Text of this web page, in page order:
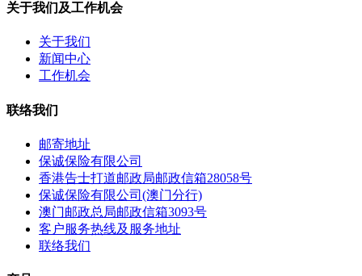
关于我们及工作机会
关于我们
新闻中心
工作机会
联络我们
邮寄地址
保诚保险有限公司
香港告士打道邮政局邮政信箱28058号
保诚保险有限公司(澳门分行)
澳门邮政总局邮政信箱3093号
客户服务热线及服务地址
联络我们